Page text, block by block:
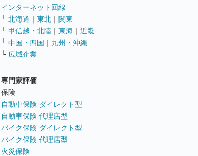
インターネット回線
└ 北海道 ｜ 東北 ｜ 関東
└ 甲信越・北陸 ｜ 東海 ｜ 近畿
└ 中国・四国 ｜ 九州・沖縄
└ 広域企業
専門家評価
保険
自動車保険 ダイレクト型
自動車保険 代理店型
バイク保険 ダイレクト型
バイク保険 代理店型
火災保険